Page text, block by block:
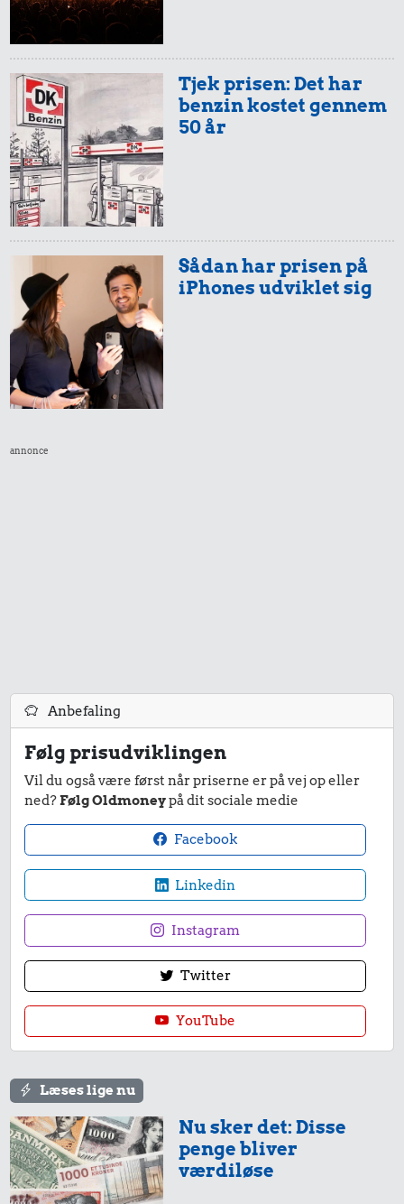
Tjek prisen: Det har
benzin kostet gennem
50 år
Sådan har prisen på
iPhones udviklet sig
annonce
Anbefaling
Følg prisudviklingen
Vil du også være først når priserne er på vej op eller
ned?Følg Oldmoneypå dit sociale medie
Facebook
Linkedin
Instagram
Twitter
YouTube
Læses lige nu
Nu sker det: Disse
penge bliver
værdiløse